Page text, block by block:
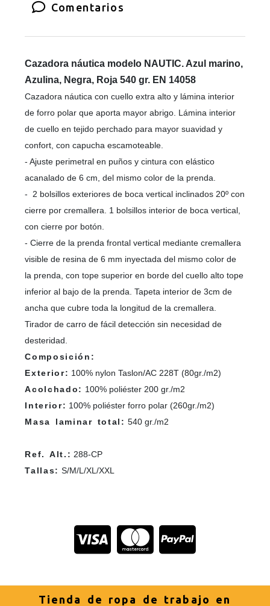
Comentarios
Cazadora náutica modelo NAUTIC. Azul marino,
Azulina, Negra, Roja 540 gr. EN 14058
Cazadora náutica con cuello extra alto y lámina interior
de forro polar que aporta mayor abrigo. Lámina interior
de cuello en tejido perchado para mayor suavidad y
confort, con capucha escamoteable.
- Ajuste perimetral en puños y cintura con elástico
acanalado de 6 cm, del mismo color de la prenda.
- 2 bolsillos exteriores de boca vertical inclinados 20º con
cierre por cremallera. 1 bolsillos interior de boca vertical,
con cierre por botón.
- Cierre de la prenda frontal vertical mediante cremallera
visible de resina de 6 mm inyectada del mismo color de
la prenda, con tope superior en borde del cuello alto tope
inferior al bajo de la prenda. Tapeta interior de 3cm de
ancha que cubre toda la longitud de la cremallera.
Tirador de carro de fácil detección sin necesidad de
desteridad.
Composición:
Exterior: 100% nylon Taslon/AC 228T (80gr./m2)
Acolchado: 100% poliéster 200 gr./m2
Interior: 100% poliéster forro polar (260gr./m2)
Masa laminar total: 540 gr./m2
Ref. Alt.: 288-CP
Tallas: S/M/L/XL/XXL
Tienda de ropa de trabajo en